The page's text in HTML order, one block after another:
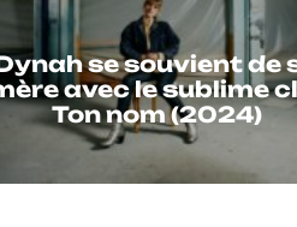
se souvient de
avec le sublime
Ton nom (2024)